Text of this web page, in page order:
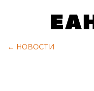
← НОВОСТИ